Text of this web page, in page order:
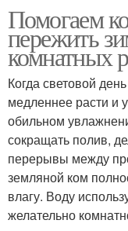
Помогаем
пережить
комнатных
Когда световой
медленнее расти и
обильном
сокращать полив,
перерывы между
земляной ком
влагу. Воду
желательно